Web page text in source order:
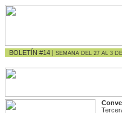
BOLETÍN #14 | SEMANA DEL 27 AL 3